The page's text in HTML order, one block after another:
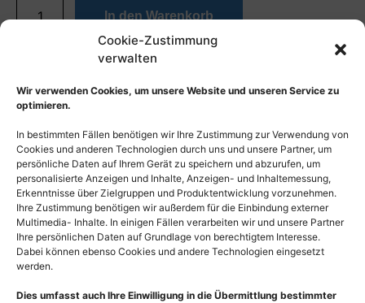
Cookie-Zustimmung
verwalten
Wir verwenden Cookies, um unsere Website und unseren Service zu
optimieren.
In bestimmten Fällen benötigen wir Ihre Zustimmung zur Verwendung von
Cookies und anderen Technologien durch uns und unsere Partner, um
persönliche Daten auf Ihrem Gerät zu speichern und abzurufen, um
personalisierte Anzeigen und Inhalte, Anzeigen- und Inhaltemessung,
Erkenntnisse über Zielgruppen und Produktentwicklung vorzunehmen.
Ihre Zustimmung benötigen wir außerdem für die Einbindung externer
Multimedia- Inhalte. In einigen Fällen verarbeiten wir und unsere Partner
Ihre persönlichen Daten auf Grundlage von berechtigtem Interesse.
Dabei können ebenso Cookies und andere Technologien eingesetzt
werden.
Dies umfasst auch Ihre Einwilligung in die Übermittlung bestimmter
In den Warenkorb